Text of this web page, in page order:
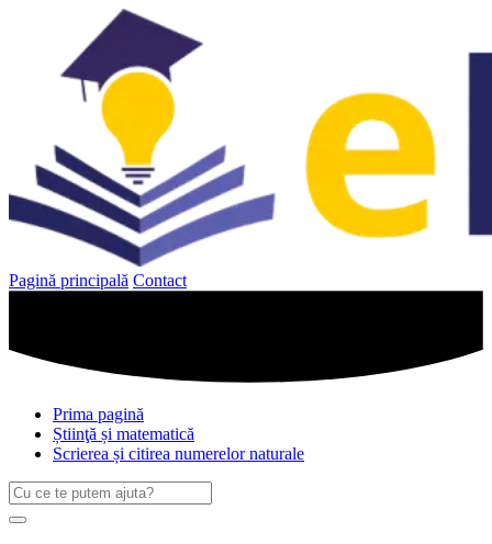
Pagină principală Contact
Prima pagină
Știinţă și matematică
Scrierea și citirea numerelor naturale
Caută
după:
Search